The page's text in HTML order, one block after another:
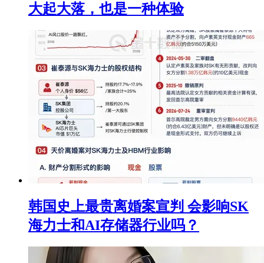
大起大落，也是一种体验
韩国史上最贵离婚案宣判 会影响SK
海力士和AI存储器行业吗？